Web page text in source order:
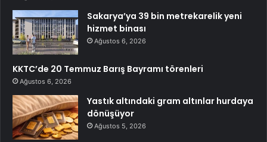
Sakarya’ya 39 bin metrekarelik yeni
hizmet binası
Ağustos 6, 2026
KKTC’de 20 Temmuz Barış Bayramı törenleri
Ağustos 6, 2026
Yastık altındaki gram altınlar hurdaya
dönüşüyor
Ağustos 5, 2026